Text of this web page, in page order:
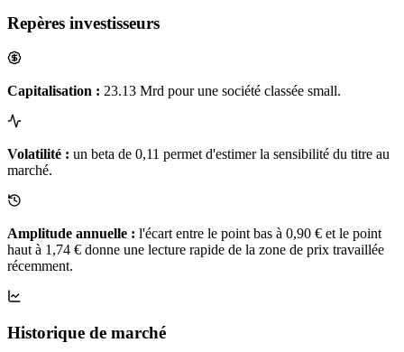
Repères investisseurs
Capitalisation : 23.13 Mrd pour une société classée small.
Volatilité : un beta de 0,11 permet d'estimer la sensibilité du titre au
marché.
Amplitude annuelle : l'écart entre le point bas à 0,90 € et le point
haut à 1,74 € donne une lecture rapide de la zone de prix travaillée
récemment.
Historique de marché